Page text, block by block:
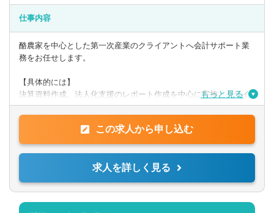
・日商簿記検定3級
【歓迎】
・日商簿記検定2級
・Word、Evcel、Powerpoint
◎求める人物像
上記スキル等を有し、自立して前向きに取り組むことができる
方。
第一次産業への熱い思いを持った方は歓迎します。
仕事内容
酪農家を中心とした第一次産業のクライアントへ会計サポート業
務をお任せします。
【具体的には】
決算資料作成、法人化支援のレポート作成を中心に実施。クライ
アントへ訪問し、ヒアリング、経営課題解決に向けたサポートを
行います。
提供サービス
帳簿/試算表/決算書作成の代行、法人化支援と財務分析、事業or投
計画書の作成支援、事業承継プランの立案支援 ほか
もっと見る
この求人から申し込む
求人を詳しく見る